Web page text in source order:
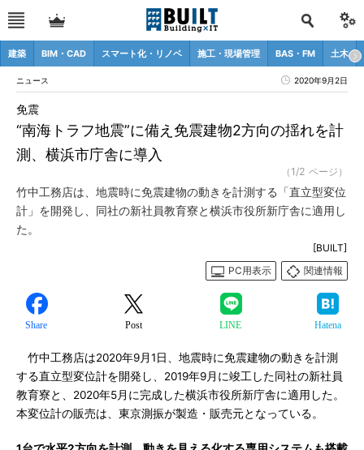
建築 BIM・CAD スマート化・リノベ 施工・現場管理 BAS・FM 土木
ニュース 2020年9月2日
“南海トラフ地震”に備え免震建物2方向の揺れを計
測、横浜市庁舎に導入
免震
（1/2 ページ）
竹中工務店は、地震時に免震建物の動きを計測する「直立型変位
計」を開発し、同社の新社員教育寮と横浜市役所新庁舎に適用し
た。
[BUILT]
PC用表示
関連情報
Share Post LINE Hatena
竹中工務店は2020年9月1日、地震時に免震建物の動きを計測
する直立型変位計を開発し、2019年9月に竣工した同社の新社員
教育寮と、2020年5月に完成した横浜市役所新庁舎に適用した。
本変位計の販売は、東京測振が製造・販売元となっている。